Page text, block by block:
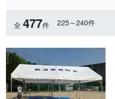
全 477件 225～240件